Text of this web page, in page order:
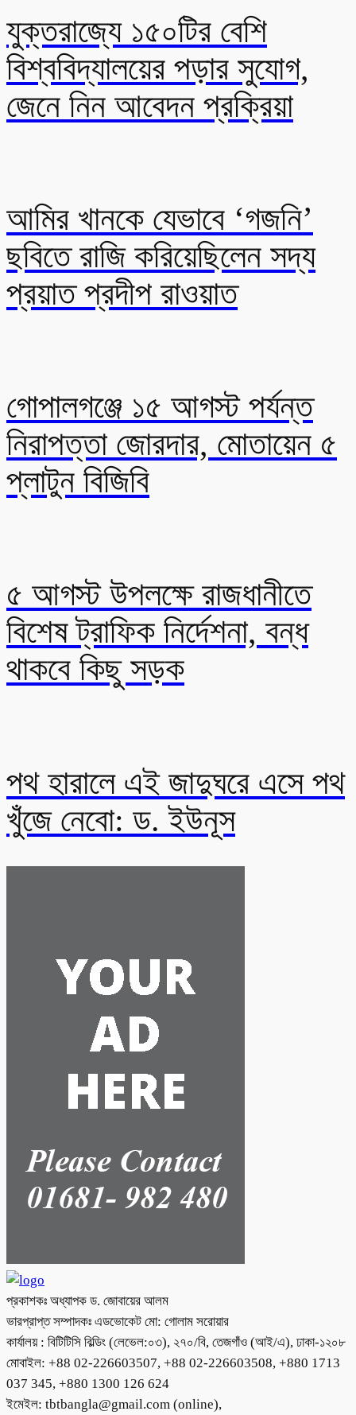
যুক্তরাজ্যে ১৫০টির বেশি
বিশ্ববিদ্যালয়ের পড়ার সুযোগ,
জেনে নিন আবেদন প্রক্রিয়া
আমির খানকে যেভাবে ‘গজনি’
ছবিতে রাজি করিয়েছিলেন সদ্য
প্রয়াত প্রদীপ রাওয়াত
গোপালগঞ্জে ১৫ আগস্ট পর্যন্ত
নিরাপত্তা জোরদার, মোতায়েন ৫
প্লাটুন বিজিবি
৫ আগস্ট উপলক্ষে রাজধানীতে
বিশেষ ট্রাফিক নির্দেশনা, বন্ধ
থাকবে কিছু সড়ক
পথ হারালে এই জাদুঘরে এসে পথ
খুঁজে নেবো: ড. ইউনূস
প্রকাশকঃ অধ্যাপক ড. জোবায়ের আলম
ভারপ্রাপ্ত সম্পাদকঃ এডভোকেট মো: গোলাম সরোয়ার
কার্যালয় : বিটিটিসি বিল্ডিং (লেভেল:০৩), ২৭০/বি, তেজগাঁও (আই/এ), ঢাকা-১২০৮
মোবাইল: +88 02-226603507, +88 02-226603508, +880 1713
037 345, +880 1300 126 624
ইমেইল: tbtbangla@gmail.com (online),